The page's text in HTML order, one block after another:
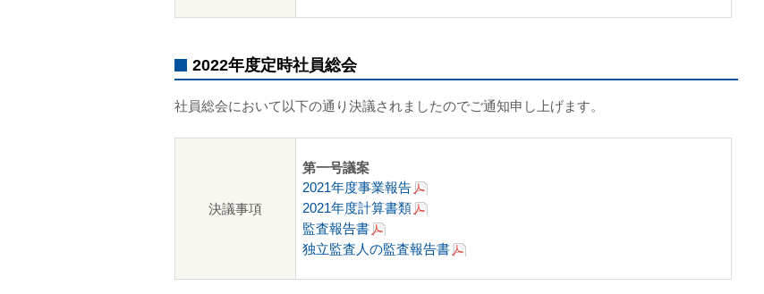
2022年度定時社員総会
社員総会において以下の通り決議されましたのでご通知申し上げます。
決議事項
第一号議案
2021年度事業報告
2021年度計算書類
監査報告書
独立監査人の監査報告書